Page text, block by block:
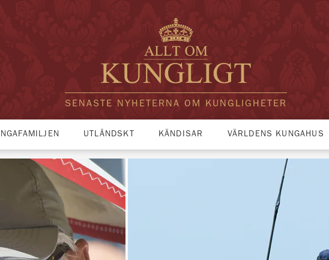
SENASTE NYHETERNA OM KUNGLIGHETER
UTLÄNDSKT KÄNDISAR VÄRLDENS KUNGAHUS